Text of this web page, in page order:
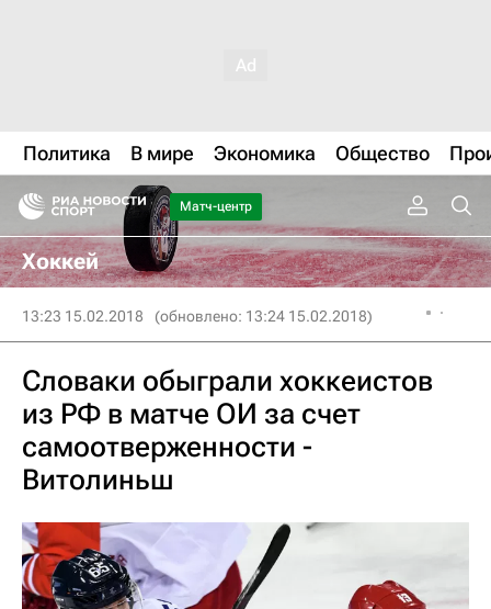
Политика В мире Экономика Общество
Матч-центр
Хоккей
13:23 15.02.2018 (обновлено: 13:24 15.02.2018)
Словаки обыграли хоккеистов
из РФ в матче ОИ за счет
самоотверженности -
Витолиньш